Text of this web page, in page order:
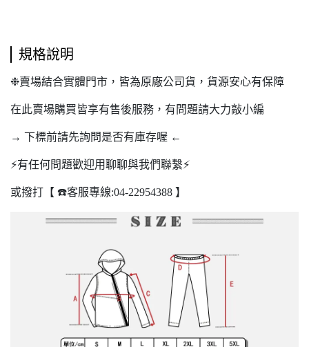
規格說明
❉賣場結合實體門市，皆為原廠公司貨，貨源安心有保障
在此賣場購買皆享有售後服務，有問題請大力敲小編
→ 下標前請先詢問是否有庫存喔 ←
⚡️有任何問題歡迎用聊聊與我們聯繫⚡️
或撥打【 ☎️客服專線:04-22954388 】